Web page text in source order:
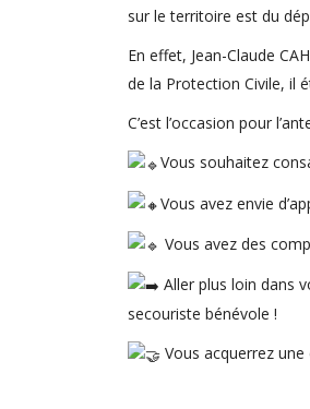
sur le territoire est du
En effet, Jean-Claude
de la Protection Civile, il
C’est l’occasion pour
Vous souhaitez
Vous avez envie
Vous avez des
Aller plus loin dans
secouriste bénévole !
Vous acquerrez